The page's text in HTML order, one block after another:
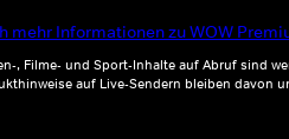
mehr Informationen zu WOW
, Filme- und Sport-Inhalte auf Abruf sind
auf Live-Sendern bleiben davon